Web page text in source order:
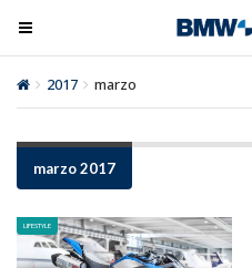
M
e
n
ú
o
g
l
2017 marzo
marzo 2017
LIFESTYLE